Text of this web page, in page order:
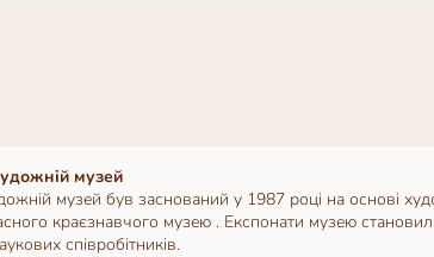
музей
музей був заснований у 1987 році на основі
краєзнавчого музею . Експонати музею
співробітників.